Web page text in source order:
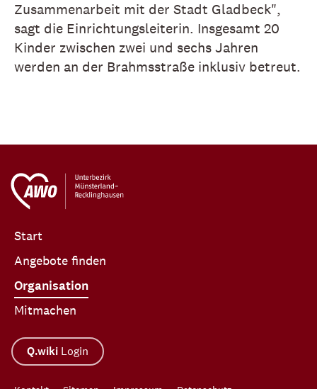
Zusammenarbeit mit der Stadt Gladbeck",
sagt die Einrichtungsleiterin. Insgesamt 20
Kinder zwischen zwei und sechs Jahren
werden an der Brahmsstraße inklusiv betreut.
Start
Angebote finden
Organisation
Mitmachen
Q.wiki Login